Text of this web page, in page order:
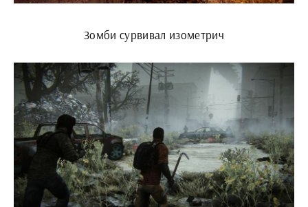
Зомби сурвивал изометрич